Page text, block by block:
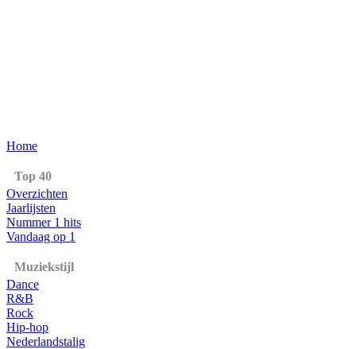
Home
Top 40
Overzichten
Jaarlijsten
Nummer 1 hits
Vandaag op 1
Muziekstijl
Dance
R&B
Rock
Hip-hop
Nederlandstalig